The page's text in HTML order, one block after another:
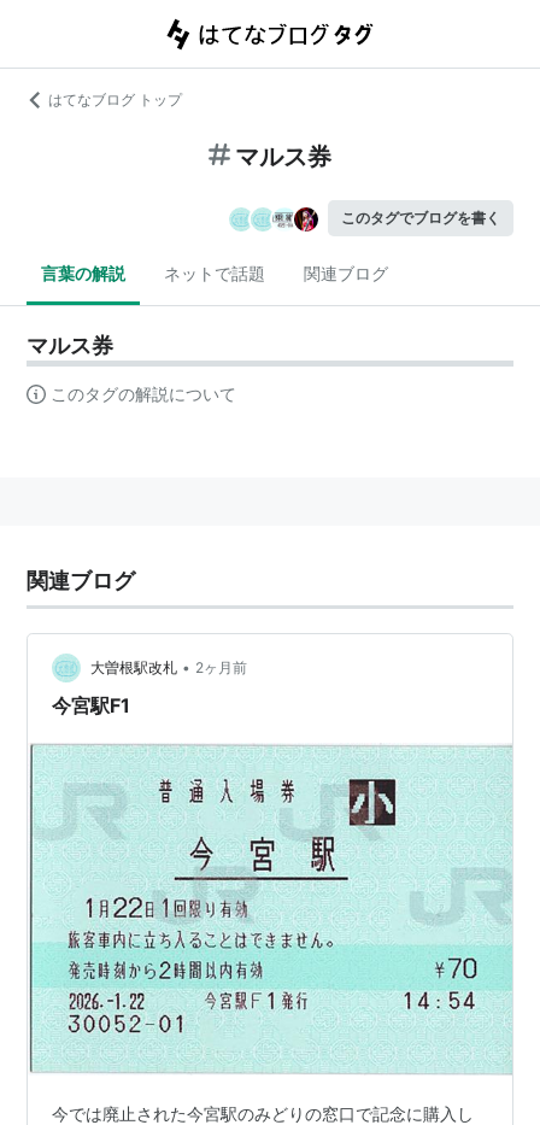
はてなブログ トップ
マルス券
このタグでブログを書く
言葉の解説 ネットで話題 関連ブログ
マルス券
このタグの解説について
関連ブログ
大曽根駅改札 • 2ヶ月前
今宮駅F1
今では廃止された今宮駅のみどりの窓口で記念に購入し